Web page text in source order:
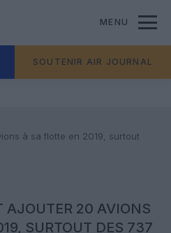
MENU
SOUTENIR AIR JOURNAL
à sa flotte en 2019, surtout
AJOUTER 20 AVIONS
SURTOUT DES 737